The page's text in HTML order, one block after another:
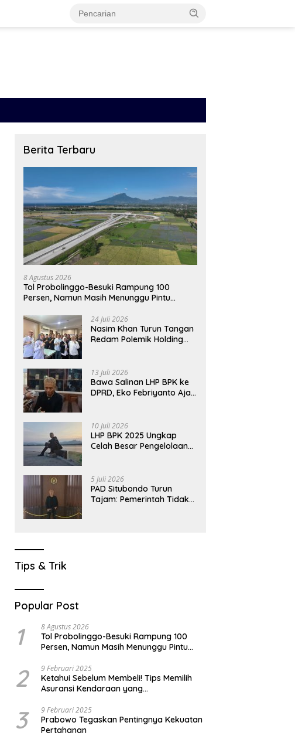
Berita Terbaru
8 Agustus 2026
Tol Probolinggo-Besuki Rampung 100
Persen, Namun Masih Menunggu Pintu
24 Juli 2026
Nasim Khan Turun Tangan
Redam Polemik Holding
Jalanan
13 Juli 2026
Bawa Salinan LHP BPK ke
DPRD, Eko Febriyanto Ajak
Harus Berbasis Fakta
10 Juli 2026
LHP BPK 2025 Ungkap
Celah Besar Pengelolaan
5 Juli 2026
PAD Situbondo Turun
Tajam: Pemerintah Tidak
Tips & Trik
Popular Post
1 8 Agustus 2026
Tol Probolinggo-Besuki Rampung 100
Persen, Namun Masih Menunggu Pintu
2 9 Februari 2025
Ketahui Sebelum Membeli! Tips Memilih
Asuransi Kendaraan yang
3 9 Februari 2025
Prabowo Tegaskan Pentingnya Kekuatan
Pertahanan